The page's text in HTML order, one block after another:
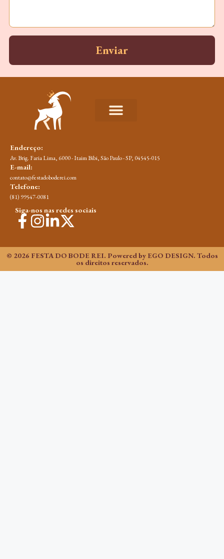
Enviar
Endereço:
Av. Brig. Faria Lima, 6000 - Itaim Bibi, São Paulo - SP, 04545-015​
E-mail:
contato@festadoboderei.com
Telefone:
(81) 99547-0081
Siga-nos nas redes sociais
© 2026 FESTA DO BODE REI. Powered by EGO DESIGN. Todos
os direitos reservados.